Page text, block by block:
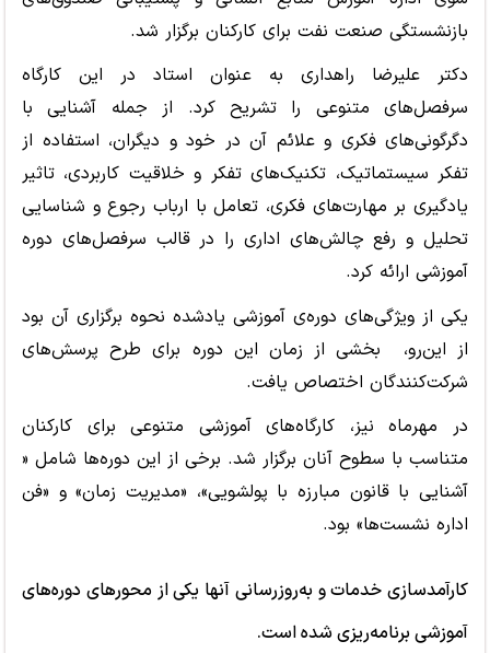
بازنشستگی صنعت نفت برای کارکنان برگزار شد.
دکتر علیرضا راهداری به عنوان استاد در این کارگاه
سرفصل‌های متنوعی را تشریح کرد. از جمله آشنایی با
دگرگونی‌های فکری و علائم آن در خود و دیگران، استفاده از
تفکر سیستماتیک، تکنیک‌های تفکر و خلاقیت کاربردی، تاثیر
یادگیری بر مهارت‌های فکری، تعامل با ارباب رجوع و شناسایی
تحلیل و رفع چالش‌های اداری را در قالب سرفصل‌های دوره
آموزشی ارائه کرد.
یکی از ویژگی‌های دوره‌ی آموزشی یادشده نحوه برگزاری آن بود
از این‌رو، بخشی از زمان این دوره برای طرح پرسش‌های
شرکت‌کنندگان اختصاص یافت.
در مهرماه نیز، کارگاه‌های آموزشی متنوعی برای کارکنان
متناسب با سطوح آنان برگزار شد. برخی از این دوره‌ها شامل «
آشنایی با قانون مبارزه با پولشویی»، «مدیریت زمان» و «فن
اداره نشست‌ها» بود.
کارآمدسازی خدمات و به‌روزرسانی آنها یکی از محورهای دوره‌های
آموزشی برنامه‌ریزی شده است.